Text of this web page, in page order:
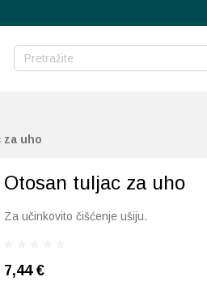
uho
Otosan tuljac za uho
Za učinkovito čišćenje ušiju.
7,44€